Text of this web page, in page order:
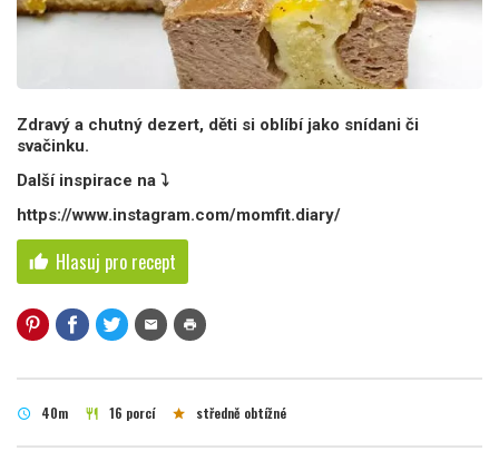
Zdravý a chutný dezert, děti si oblíbí jako snídani či
svačinku.
Další inspirace na ⤵️
https://www.instagram.com/momfit.diary/
thumb_up Hlasuj pro recept
mail print
schedule 40m restaurant 16 porcí star středně obtížné